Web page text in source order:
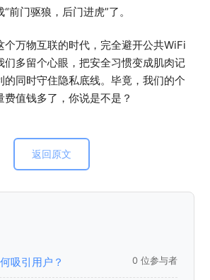
前门驱狼，后门进虎”了。
个万物互联的时代，完全避开公共WiFi
们多留个心眼，把安全习惯变成肌肉记
的同时守住隐私底线。毕竟，我们的个
费值钱多了，你说是不是？
返回原文
吸引用户？ 0 位参与者